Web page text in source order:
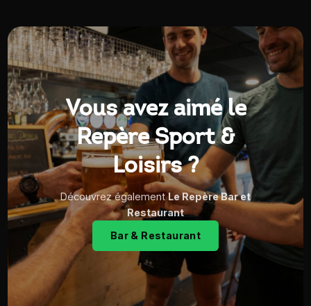
Vous avez aimé le
Repère Sport &
Loisirs ?
Découvrez égalementLe Repère Bar et
Restaurant
Bar & Restaurant